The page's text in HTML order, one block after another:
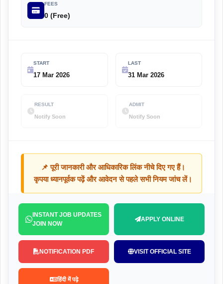
FEES
0 (Free)
START
17 Mar 2026
LAST
31 Mar 2026
RESULT
Notify Soon
ADMIT
Notify Soon
📌 पूरी जानकारी और आधिकारिक लिंक नीचे दिए गए हैं।
कृपया ध्यानपूर्वक पढ़ें और आवेदन से पहले सभी नियम जांच लें।
INSTANT JOB UPDATES
JOIN NOW
APPLY ONLINE
NOTIFICATION PDF VISIT OFFICIAL SITE
हिंदी में पढ़े